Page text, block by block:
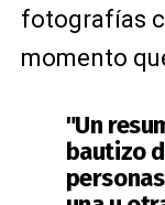
fotografías
momento
"Un
bautizo